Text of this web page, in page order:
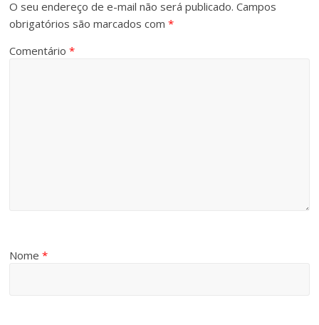
O seu endereço de e-mail não será publicado. Campos
obrigatórios são marcados com*
Comentário*
Nome*